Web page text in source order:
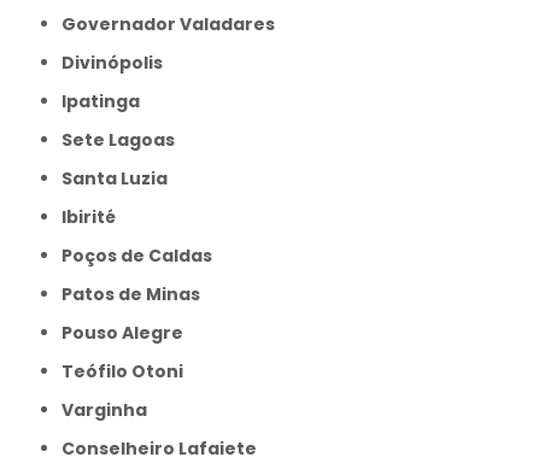
Governador Valadares
Divinópolis
Ipatinga
Sete Lagoas
Santa Luzia
Ibirité
Poços de Caldas
Patos de Minas
Pouso Alegre
Teófilo Otoni
Varginha
Conselheiro Lafaiete